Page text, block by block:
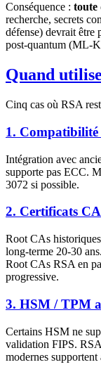
Conséquence : toute
recherche, secrets
défense) devrait être
post-quantum (ML-
Quand
Cinq cas où RSA
1. Compatibilité
Intégration avec
supporte pas ECC.
3072 si possible.
2. Certificats
Root CAs
long-terme 20-30
Root CAs RSA en
progressive.
3. HSM / TPM
Certains HSM ne
validation FIPS.
modernes